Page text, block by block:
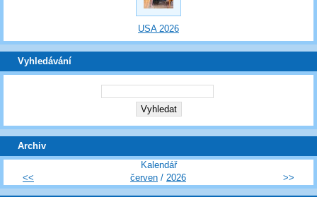
USA 2026
Vyhledávání
Archiv
Kalendář
<<
červen / 2026 >>